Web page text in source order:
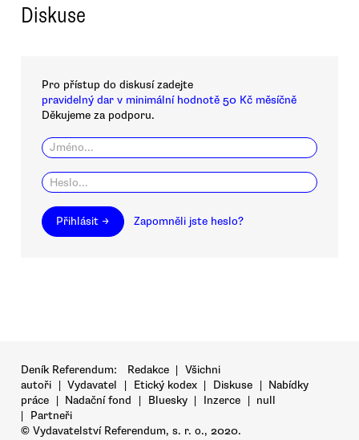
Diskuse
Pro přístup do diskusí zadejte
pravidelný dar v minimální hodnotě 50 Kč měsíčně
Děkujeme za podporu.
Přihlásit → Zapomněli jste heslo?
Deník Referendum: Redakce | Všichni
autoři | Vydavatel | Etický kodex | Diskuse | Nabídky
práce | Nadační fond | Bluesky | Inzerce | null
|
Partneři
© Vydavatelství Referendum, s. r. o., 2020.